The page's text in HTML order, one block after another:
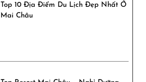
Top 10 Địa Điểm Du Lịch Đẹp Nhất Ở
Mai Châu